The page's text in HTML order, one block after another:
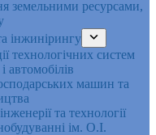
земельними ресурсами,
інжинірингу
технологічних систем
автомобілів
машин та
та технології
ім. О.І.